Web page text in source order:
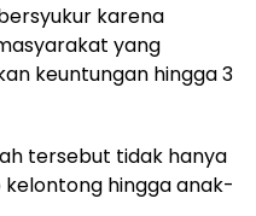
karena
yang
keuntungan hingga 3
tersebut tidak hanya
hingga anak-